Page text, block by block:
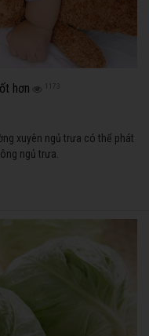
hơn 1173
xuyên ngủ trưa có thể phát
ngủ trưa.